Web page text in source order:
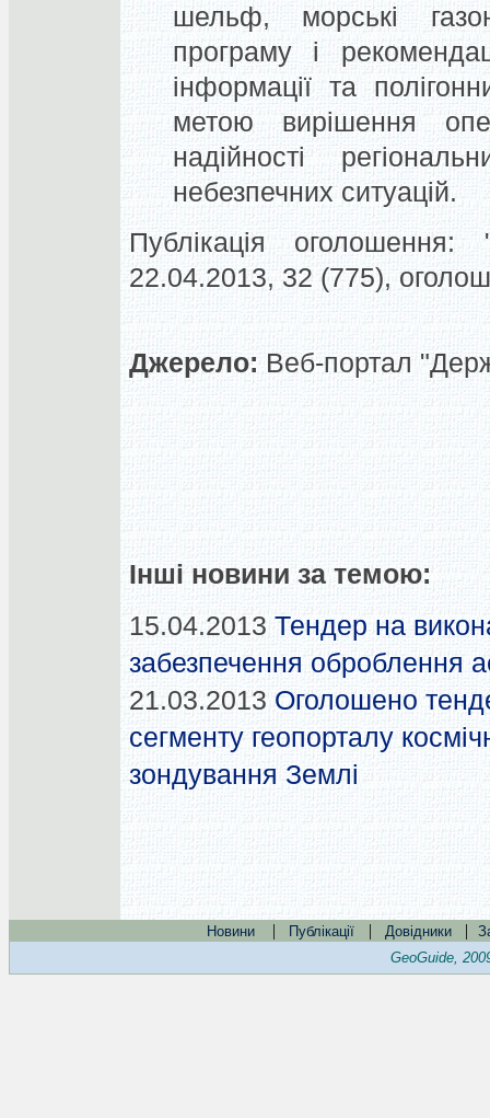
шельф, морські
програму і
інформації та
метою вирішення
надійності
небезпечних ситуацій.
Публікація оголошення:
22.04.2013, 32 (775),
Джерело: Веб-портал
Інші новини за темою:
15.04.2013 Тендер на
забезпечення оброблення
21.03.2013 Оголошено
сегменту геопорталу
зондування Землі
Новини | Публікації | Довідники |
GeoGuide,